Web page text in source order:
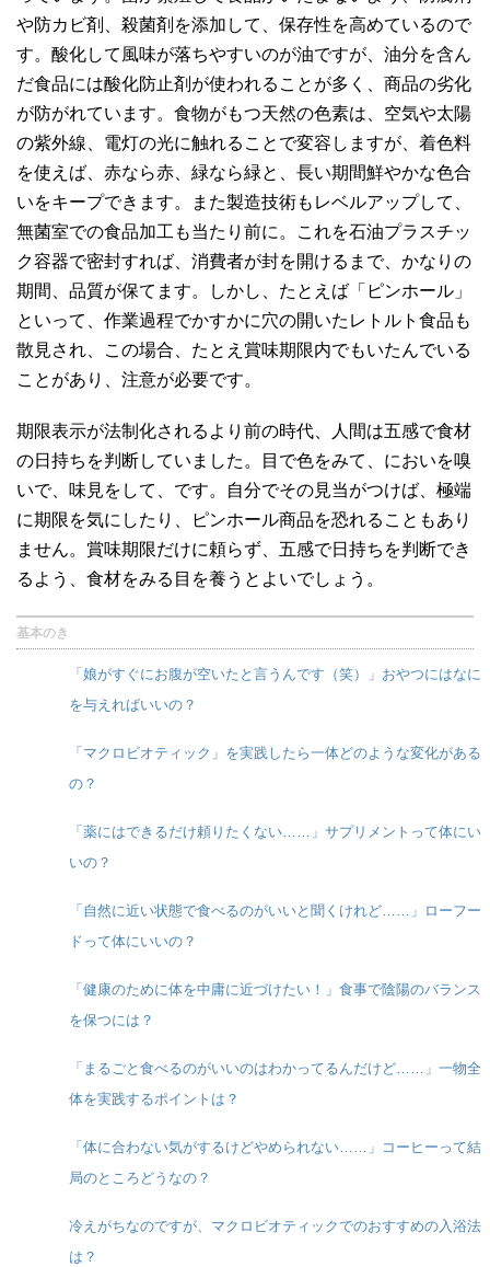
や防カビ剤、殺菌剤を添加して、保存性を高めているので
す。酸化して風味が落ちやすいのが油ですが、油分を含ん
だ食品には酸化防止剤が使われることが多く、商品の劣化
が防がれています。食物がもつ天然の色素は、空気や太陽
の紫外線、電灯の光に触れることで変容しますが、着色料
を使えば、赤なら赤、緑なら緑と、長い期間鮮やかな色合
いをキープできます。また製造技術もレベルアップして、
無菌室での食品加工も当たり前に。これを石油プラスチッ
ク容器で密封すれば、消費者が封を開けるまで、かなりの
期間、品質が保てます。しかし、たとえば「ピンホール」
といって、作業過程でかすかに穴の開いたレトルト食品も
散見され、この場合、たとえ賞味期限内でもいたんでいる
ことがあり、注意が必要です。
期限表示が法制化されるより前の時代、人間は五感で食材
の日持ちを判断していました。目で色をみて、においを嗅
いで、味見をして、です。自分でその見当がつけば、極端
に期限を気にしたり、ピンホール商品を恐れることもあり
ません。賞味期限だけに頼らず、五感で日持ちを判断でき
るよう、食材をみる目を養うとよいでしょう。
基本のき
「娘がすぐにお腹が空いたと言うんです（笑）」おやつにはなに
を与えればいいの？
「マクロビオティック」を実践したら一体どのような変化がある
の？
「薬にはできるだけ頼りたくない……」サプリメントって体にい
いの？
「自然に近い状態で食べるのがいいと聞くけれど……」ローフー
ドって体にいいの？
「健康のために体を中庸に近づけたい！」食事で陰陽のバランス
を保つには？
「まるごと食べるのがいいのはわかってるんだけど……」一物全
体を実践するポイントは？
「体に合わない気がするけどやめられない……」コーヒーって結
局のところどうなの？
冷えがちなのですが、マクロビオティックでのおすすめの入浴法
は？